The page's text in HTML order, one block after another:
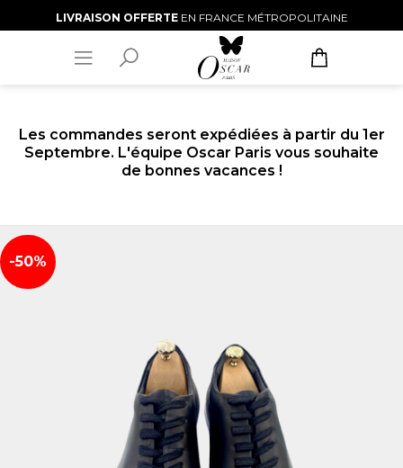
Les commandes seront expédiées à partir du 1er
Septembre. L'équipe Oscar Paris vous souhaite
de bonnes vacances !
LIVRAISON OFFERTEEN FRANCE MÉTROPOLITAINE
-50%